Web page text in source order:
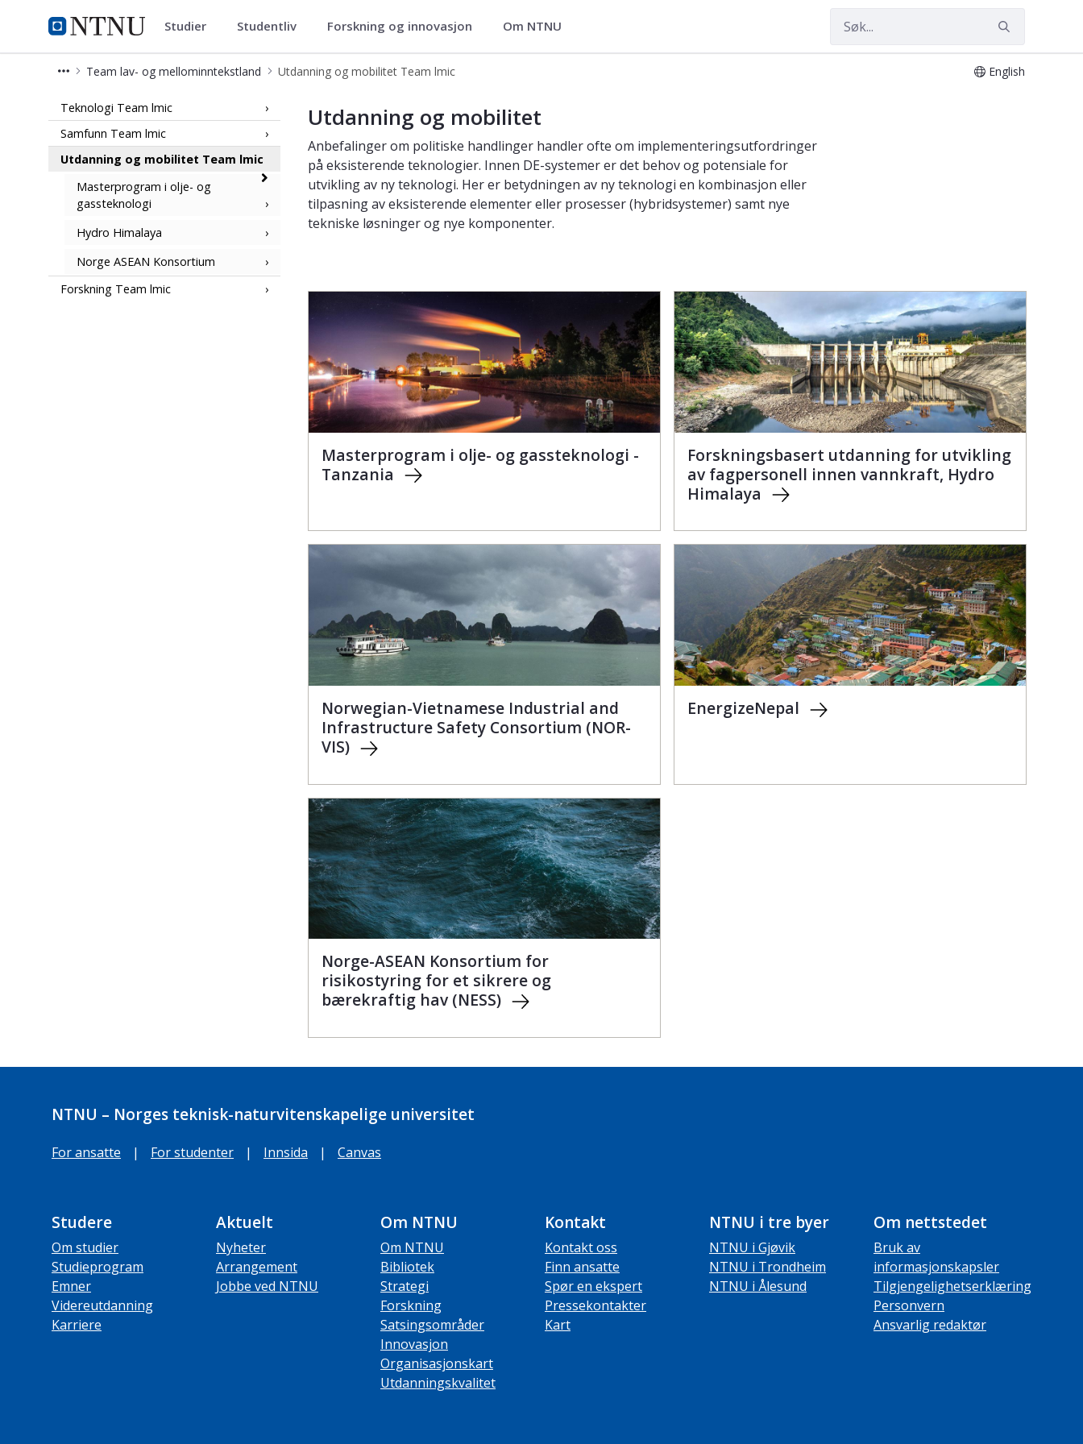
NTNU Hjemmeside
NTNU EnergiStudier Studentliv Forskning og innovasjon Om NTNU
Team lav- og mellominntekstland Utdanning og mobilitet Team lmic English
Utdanning og mobilitet Team lmic
Teknologi Team lmic
Samfunn Team lmic
Utdanning og mobilitet Team lmic
Masterprogram i olje- og
gassteknologi
Hydro Himalaya
Norge ASEAN Konsortium
Forskning Team lmic
Utdanning og mobilitet
Anbefalinger om politiske handlinger handler ofte om implementeringsutfordringer
på eksisterende teknologier. Innen DE-systemer er det behov og potensiale for
utvikling av ny teknologi. Her er betydningen av ny teknologi en kombinasjon eller
tilpasning av eksisterende elementer eller prosesser (hybridsystemer) samt nye
tekniske løsninger og nye komponenter.
Masterprogram i olje- og gassteknologi -
Tanzania
Forskningsbasert utdanning for utvikling
av fagpersonell innen vannkraft, Hydro
Himalaya
Norwegian-Vietnamese Industrial and
Infrastructure Safety Consortium (NOR-
VIS)
EnergizeNepal
Norge-ASEAN Konsortium for
risikostyring for et sikrere og
bærekraftig hav (NESS)
NTNU – Norges teknisk-naturvitenskapelige universitet
For ansatte | For studenter | Innsida | Canvas
Studere
Om studier
Studieprogram
Emner
Videreutdanning
Karriere
Aktuelt
Nyheter
Arrangement
Jobbe ved NTNU
Om NTNU
Om NTNU
Bibliotek
Strategi
Forskning
Satsingsområder
Innovasjon
Organisasjonskart
Utdanningskvalitet
Kontakt
Kontakt oss
Finn ansatte
Spør en ekspert
Pressekontakter
Kart
NTNU i tre byer
NTNU i Gjøvik
NTNU i Trondheim
NTNU i Ålesund
Om nettstedet
Bruk av
informasjonskapsler
Tilgjengelighetserklæring
Personvern
Ansvarlig redaktør